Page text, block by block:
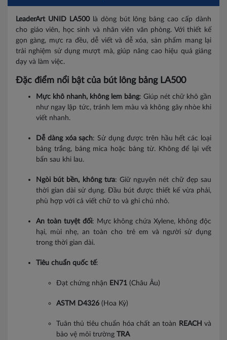
LeaderArt UNID LA500là dòng bút lông bảng cao cấp dành
cho giáo viên, học sinh và nhân viên văn phòng. Với thiết kế
gọn gàng, mực ra đều, dễ viết và dễ xóa, sản phẩm mang lại
trải nghiệm sử dụng mượt mà, giúp nâng cao hiệu quả giảng
dạy và làm việc.
Đặc điểm nổi bật của bút lông bảng LA500
Mực khô nhanh, không lem bảng: Giúp nét chữ khô gần
như ngay lập tức, tránh lem màu và không gây nhòe khi
viết nhanh.
Dễ dàng xóa sạch: Sử dụng được trên hầu hết các loại
bảng trắng, bảng mica hoặc bảng từ. Không để lại vết
bẩn sau khi lau.
Ngòi bút bền, không tưa: Giữ nguyên nét chữ đẹp sau
thời gian dài sử dụng. Đầu bút được thiết kế vừa phải,
phù hợp với cả viết chữ to và ghi chú nhỏ.
An toàn tuyệt đối: Mực không chứa Xylene, không độc
hại, mùi nhẹ, an toàn cho trẻ em và người sử dụng
trong thời gian dài.
Tiêu chuẩn quốc tế:
Đạt chứng nhận EN71 (Châu Âu)
ASTM D4326 (Hoa Kỳ)
Tuân thủ tiêu chuẩn hóa chất an toàn REACH và
bảo vệ môi trường
TRA